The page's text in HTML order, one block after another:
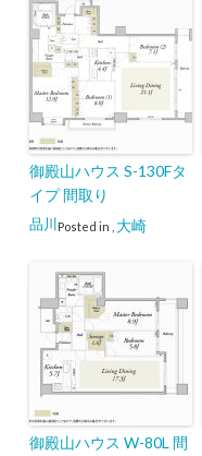
御殿山ハウス S-130Fタ
イプ 間取り
Posted in
品川 大崎
御殿山ハウス W-80L 間